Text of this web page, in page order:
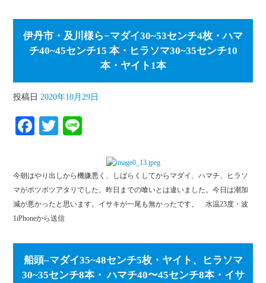
伊丹市・及川様ら−マダイ30~53センチ4枚・ハマ
チ40~45センチ15 本・ヒラソマ30~35センチ10
本・ヤイト1本
投稿日 2020年10月29日
Fa
ok
T
r
今朝はやり出しから機嫌悪く、しばらくしてからマダイ、ハマチ、ヒラソ
マがポツポツアタリでした。昨日までの喰いとは違いました。今日は潮加
減が悪かったと思います。イサキが一尾も無かったです。 水温23度・波
1iPhoneから送信
船頭–マダイ35~48センチ5枚・ヤイト、ヒラソマ
30~35センチ8本・ ハマチ40〜45センチ8本・イサ